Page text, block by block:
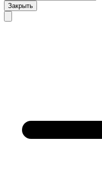
Закрыть